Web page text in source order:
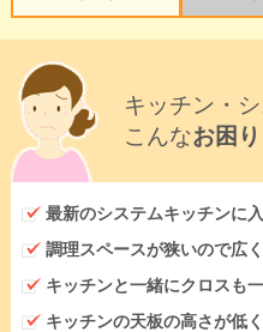
キッチン・
こんなお困
最新のシステムキッチンに
調理スペースが狭いので広
キッチンと一緒にクロスも
キッチンの天板の高さが低